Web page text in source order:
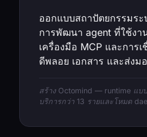
ออกแบบสถาปัตยกรรมร
การพัฒนา agent ที่ใช้งา
เครื่องมือ MCP และการ
ดีพลอย เอกสาร และส่งม
สร้าง Octomind — runtime แบ
บริการกว่า 13 รายและโหมด